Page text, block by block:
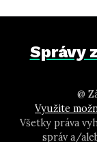
Správy
@
Využite
Všetky práva
správ a/